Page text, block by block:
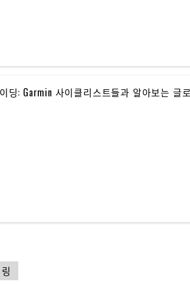
딩: Garmin 사이클리스트들과 알아보는 글